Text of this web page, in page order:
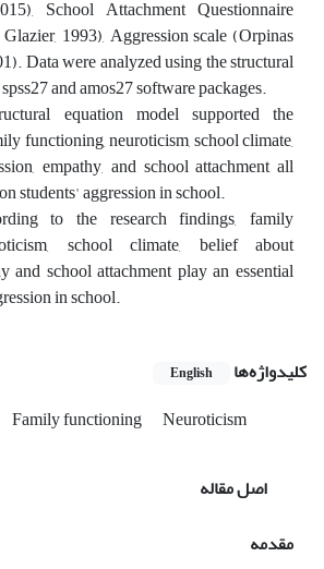
School Attachment Questionnaire
1993), Aggression scale (Orpinas
Data were analyzed using the structural
and amos27 software packages.
equation model supported the
functioning, neuroticism, school climate,
empathy, and school attachment all
students' aggression in school.
to the research findings, family
school climate, belief about
and school attachment play an essential
in school.
کلیدواژه‌ها English
Family functioning
Neuroticism
اصل مقاله
مقدمه